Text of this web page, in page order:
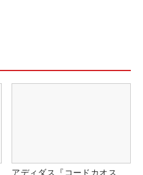
アディダス『コードカオス